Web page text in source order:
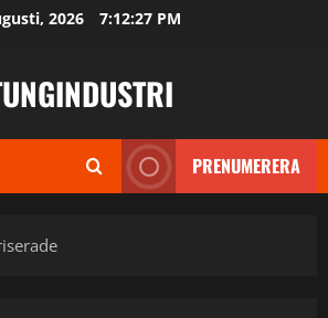
2026 7:12:28 PM
PRENUMERERA